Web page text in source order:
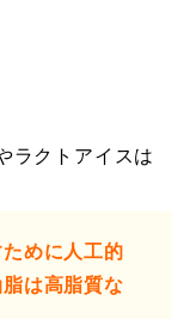
ラクトアイスは
めに人工的
は高脂質な